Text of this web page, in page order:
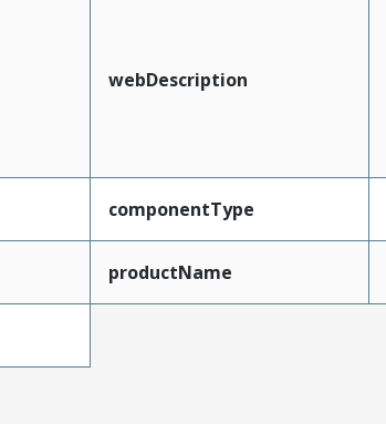
webDescription
componentType
productName